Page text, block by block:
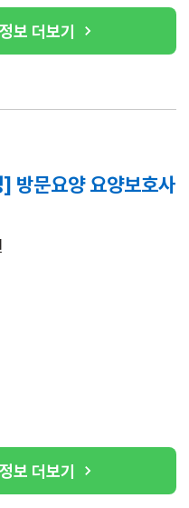
보 더보기
문요양 요양보호사
보 더보기